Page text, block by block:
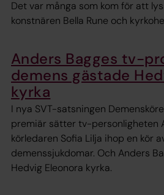
Det var många som kom för att
konstnären Bella Rune och
Anders Bagges tv-
demens gästade
kyrka
I nya SVT-satsningen
premiär sätter tv-personligheten
körledaren Sofia Lilja ihop en kör
demenssjukdomar. Och Anders
Hedvig Eleonora kyrka.